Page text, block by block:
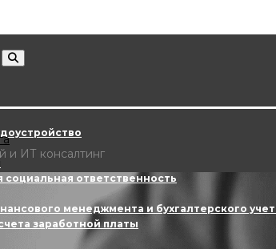
социальная ответственность
менеджмента и бухгалтерского
заработной платы
ИТ консалтинг